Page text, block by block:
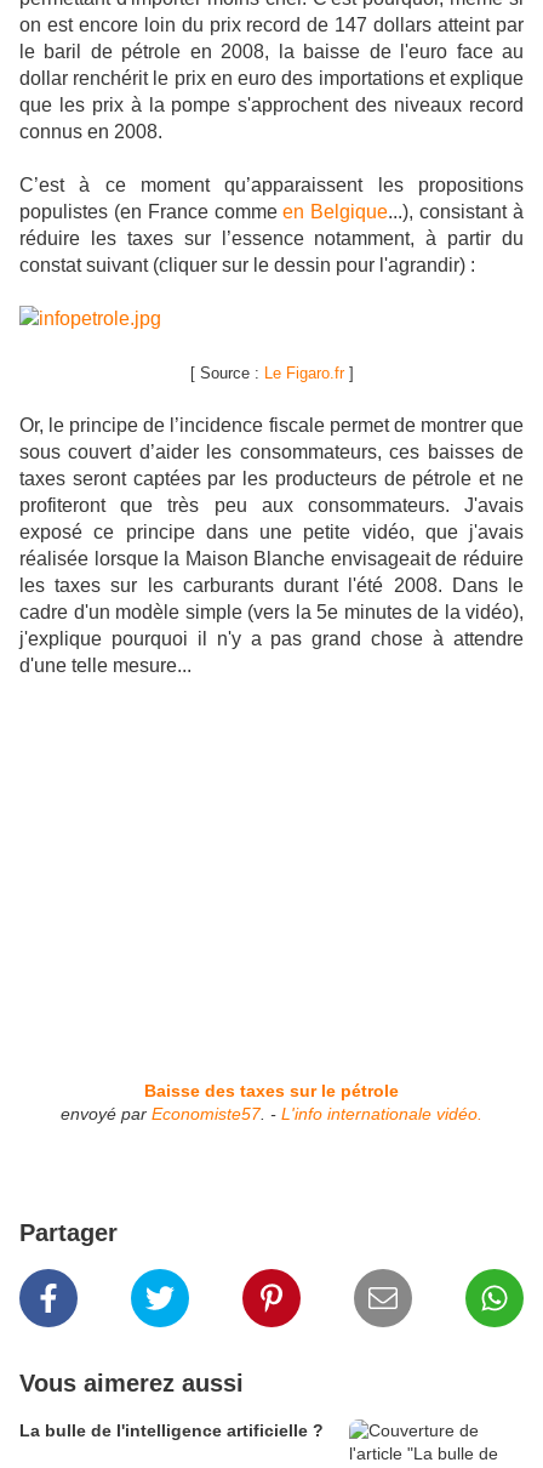
on est encore loin du prix record de 147 dollars atteint par
le baril de pétrole en 2008, la baisse de l'euro face au
dollar renchérit le prix en euro des importations et explique
que les prix à la pompe s'approchent des niveaux record
connus en 2008.
C’est à ce moment qu’apparaissent les propositions
populistes (en France commeen Belgique...), consistant à
réduire les taxes sur l’essence notamment, à partir du
constat suivant (cliquer sur le dessin pour l'agrandir) :
[ Source : Le Figaro.fr]
Or, le principe de l’incidence fiscale permet de montrer que
sous couvert d’aider les consommateurs, ces baisses de
taxes seront captées par les producteurs de pétrole et ne
profiteront que très peu aux consommateurs. J'avais
exposé ce principe dans une petite vidéo, que j'avais
réalisée lorsque la Maison Blanche envisageait de réduire
les taxes sur les carburants durant l'été 2008. Dans le
cadre d'un modèle simple (vers la 5e minutes de la vidéo),
j'explique pourquoi il n'y a pas grand chose à attendre
d'une telle mesure...
Baisse des taxes sur le pétrole
envoyé par Economiste57. - L'info internationale vidéo.
Partager
Vous aimerez aussi
La bulle de l'intelligence artificielle ?